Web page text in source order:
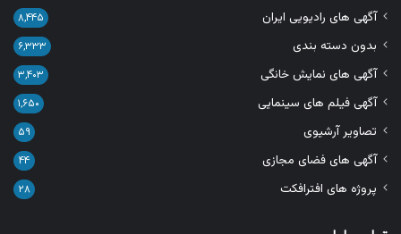
آگهی های رادیویی ایران ۸,۴۴۵
بدون دسته بندی ۶,۳۳۳
آگهی های نمایش خانگی ۳,۴۰۳
آگهی فیلم های سینمایی ۱,۶۵۰
تصاویر آرشیوی ۵۹
آگهی های فضای مجازی ۴۴
پروژه های افترافکت ۲۸